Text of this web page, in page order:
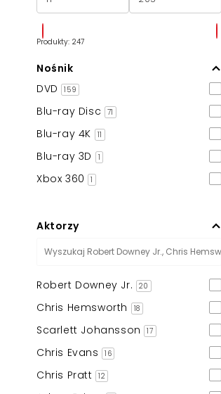
Produkty: 247
Nośnik
DVD 159
Blu-ray Disc 71
Blu-ray 4K 11
Blu-ray 3D 1
Xbox 360 1
Aktorzy
Robert Downey Jr. 20
Chris Hemsworth 18
Scarlett Johansson 17
Chris Evans 16
Chris Pratt 12